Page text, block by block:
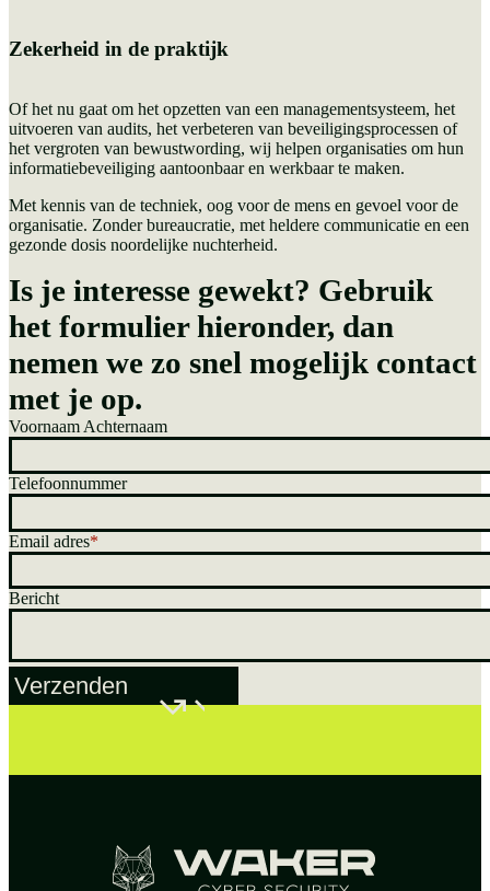
Zekerheid in de praktijk
Of het nu gaat om het opzetten van een managementsysteem, het
uitvoeren van audits, het verbeteren van beveiligingsprocessen of
het vergroten van bewustwording, wij helpen organisaties om hun
informatiebeveiliging aantoonbaar en werkbaar te maken.
Met kennis van de techniek, oog voor de mens en gevoel voor de
organisatie. Zonder bureaucratie, met heldere communicatie en een
gezonde dosis noordelijke nuchterheid.
Is je interesse gewekt? Gebruik
het formulier hieronder, dan
nemen we zo snel mogelijk contact
met je op.
Voornaam Achternaam
Telefoonnummer
Email adres
Bericht
Verzenden